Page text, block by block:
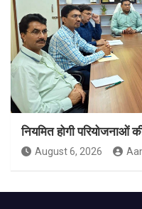
नियमित होगी परियोजनाओं
August 6, 2026